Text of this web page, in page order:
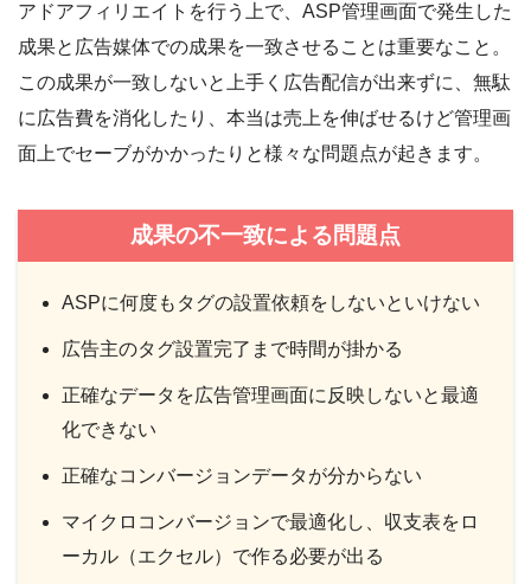
アドアフィリエイトを行う上で、ASP管理画面で発生した
成果と広告媒体での成果を一致させることは重要なこと。
この成果が一致しないと上手く広告配信が出来ずに、無駄
に広告費を消化したり、本当は売上を伸ばせるけど管理画
面上でセーブがかかったりと様々な問題点が起きます。
成果の不一致による問題点
ASPに何度もタグの設置依頼をしないといけない
広告主のタグ設置完了まで時間が掛かる
正確なデータを広告管理画面に反映しないと最適
化できない
正確なコンバージョンデータが分からない
マイクロコンバージョンで最適化し、収支表をロ
ーカル（エクセル）で作る必要が出る